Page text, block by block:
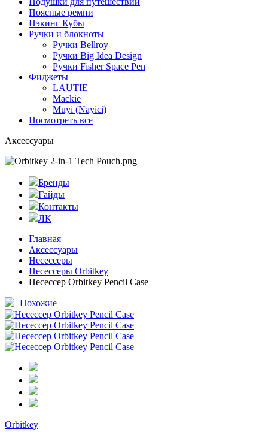
Поясные ремни
Пэкинг Кубы
Ручки и блокноты
Ручки Bellroy
Ручки Big Idea Design
Ручки Fisher Space Pen
Фиджеты
LAUTIE
Mackie
Muyi (Nayici)
Посмотреть все
Аксессуары
Бренды
Гайды
Контакты
ЛК
Главная
Аксессуары
Несессеры
Несессеры Orbitkey
Несессер Orbitkey Pencil Case
Похожие
Orbitkey